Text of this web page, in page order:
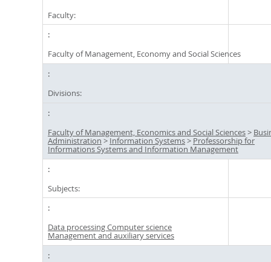
Faculty:
Faculty of Management, Economy and Social Sciences
Divisions:
Faculty of Management, Economics and Social Sciences>
Administration >Information Systems> Professorship for
Informations Systems and Information Management
Subjects:
Data processing Computer science
Management and auxiliary services